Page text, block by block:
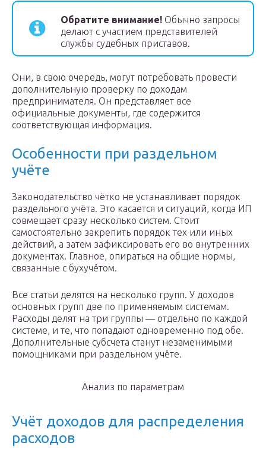
Обратите внимание! Обычно запросы
делают с участием представителей
службы судебных приставов.
Они, в свою очередь, могут потребовать провести
дополнительную проверку по доходам
предпринимателя. Он представляет все
официальные документы, где содержится
соответствующая информация.
Особенности при раздельном
учёте
Законодательство чётко не устанавливает порядок
раздельного учёта. Это касается и ситуаций, когда ИП
совмещает сразу несколько систем. Стоит
самостоятельно закрепить порядок тех или иных
действий, а затем зафиксировать его во внутренних
документах. Главное, опираться на общие нормы,
связанные с бухучётом.
Все статьи делятся на несколько групп. У доходов
основных групп две по применяемым системам.
Расходы делят на три группы — отдельно по каждой
системе, и те, что попадают одновременно под обе.
Дополнительные субсчета станут незаменимыми
помощниками при раздельном учёте.
Анализ по параметрам
Учёт доходов для распределения
расходов